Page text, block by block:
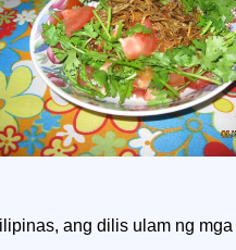
ang dilis ulam ng